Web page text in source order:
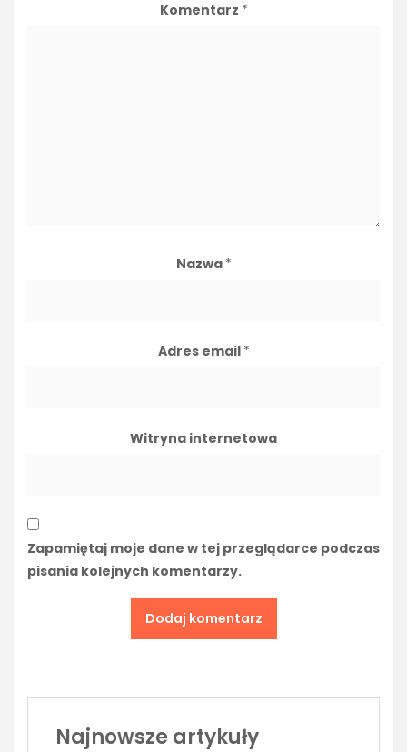
Komentarz *
Nazwa *
Adres email *
Witryna internetowa
Zapamiętaj moje dane w tej przeglądarce podczas
pisania kolejnych komentarzy.
Najnowsze artykuły